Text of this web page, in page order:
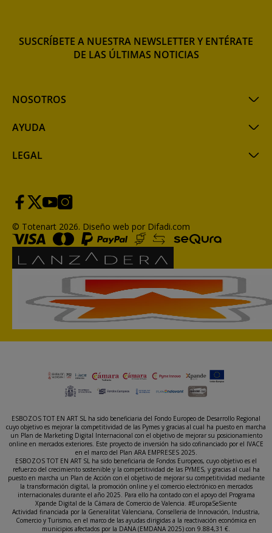
NOSOTROS
AYUDA
LEGAL
SUSCRÍBETE A NUESTRA NEWSLETTER Y ENTÉRATE
DE LAS ÚLTIMAS NOTICIAS
© Totenart 2026. Diseño web por Difadi.com
ESBOZOS TOT EN ART SL ha sido beneficiaria del Fondo Europeo de Desarrollo Regional
cuyo objetivo es mejorar la competitividad de las Pymes y gracias al cual ha puesto en marcha
un Plan de Marketing Digital Internacional con el objetivo de mejorar su posicionamiento
online en mercados exteriores. Este proyecto de inversión ha sido cofinanciado por el IVACE
en el marco del Plan ARA EMPRESES 2025.
ESBOZOS TOT EN ART SL ha sido beneficiaria de Fondos Europeos, cuyo objetivo es el
refuerzo del crecimiento sostenible y la competitividad de las PYMES, y gracias al cual ha
puesto en marcha un Plan de Acción con el objetivo de mejorar su competitividad mediante
la transformación digital, la promoción online y el comercio electrónico en mercados
internacionales durante el año 2025. Para ello ha contado con el apoyo del Programa
Xpande Digital de la Cámara de Comercio de Valencia. #EuropaSeSiente
Actividad financiada por la Generalitat Valenciana, Conselleria de Innovación, Industria,
Comercio y Turismo, en el marco de las ayudas dirigidas a la reactivación económica en
municipios afectados por la DANA (EMDANA 2025) con 9.884,31 €.